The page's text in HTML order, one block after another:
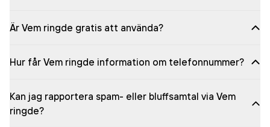
Är Vem ringde gratis att använda?
Hur får Vem ringde information om telefonnummer?
Kan jag rapportera spam- eller bluffsamtal via Vem
ringde?